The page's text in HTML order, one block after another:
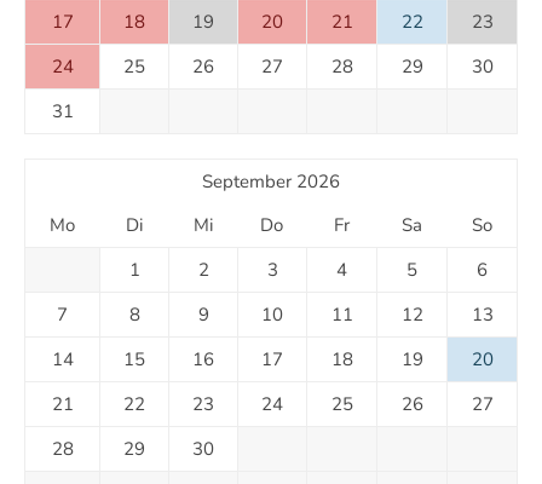
17
18 19 20 21 22
23
24
25 26 27 28 29
30
31
September 2026
Mo
Di Mi Do Fr Sa
So
1
2 3 4 5
6
7
8 9 10 11 12
13
14
15 16 17 18 19
20
21
22 23 24 25 26
27
28
29 30